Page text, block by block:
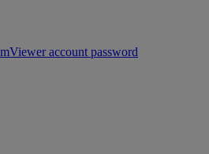
account password